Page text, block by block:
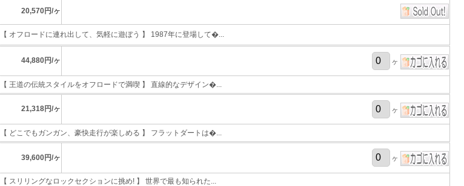
20,570円/ヶ
【 オフロードに連れ出して、気軽に遊ぼう 】 1987年に登場して�...
44,880円/ヶ ヶ
【 王道の伝統スタイルをオフロードで満喫 】 直線的なデザイン�...
21,318円/ヶ ヶ
【 どこでもガンガン、豪快走行が楽しめる 】 フラットダートは�...
39,600円/ヶ ヶ
【 スリリングなロックセクションに挑め! 】 世界で最も知られた...